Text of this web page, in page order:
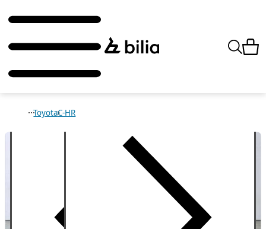
ToyotaC-HR